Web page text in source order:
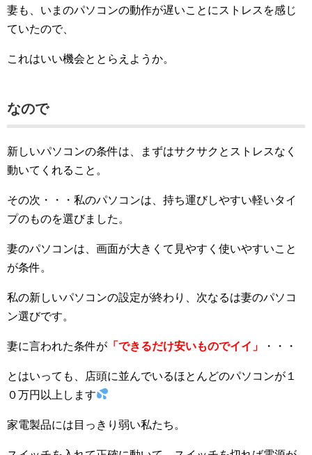
妻も、いまのパソコンの動作が遅いことにストレスを感じ
ていたので、
これはいい機会ととらえようか。
なので
新しいパソコンの条件は、まずはサクサクとストレスなく
動いてくれること。
その次・・・私のパソコンは、持ち運びしやすい軽いタイ
プのものを選びました。
妻のパソコンは、画面が大きくて見やすく使いやすいこと
が条件。
私の新しいパソコンの設定が終わり、次なるは妻のパソコ
ン選びです。
妻に言われた条件が 「できるだけ安いものでイイ」 ・・・
とはいっても、店頭に並んでいるほとんどのパソコンが１
０万円以上します
家電製品には目っきり弱い私たち。